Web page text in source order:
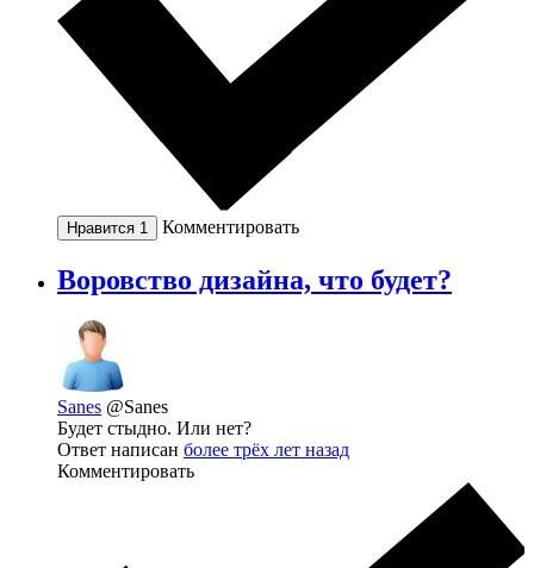
Нравится 1 Комментировать
Воровство дизайна, что будет?
Sanes @Sanes
Будет стыдно. Или нет?
Ответ написан более трёх лет назад
Комментировать